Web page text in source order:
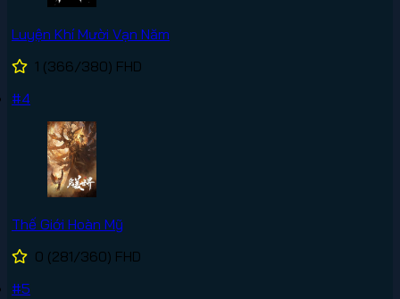
Luyện Khí Mười Vạn Năm
1 (366/380) FHD
#4
Thế Giới Hoàn Mỹ
0 (281/360) FHD
#5